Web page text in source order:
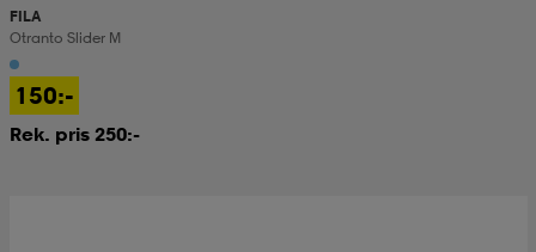
FILA
Otranto Slider M
150:-
Rek. pris 250:-